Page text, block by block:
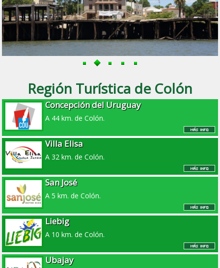
Región Turística de Colón
Concepción del Uruguay
A 44 km. de Colón.
Villa Elisa
A 32 km. de Colón.
San José
A 5 km. de Colón.
Liebig
A 10 km. de Colón.
Ubajay